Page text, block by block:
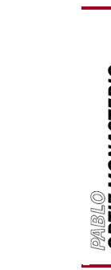
Pablo Ortiz Monasterio